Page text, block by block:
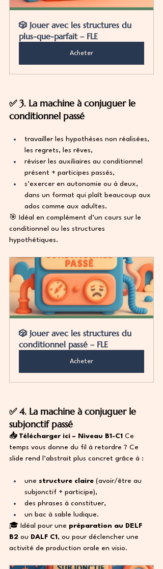
🎲 Jouer avec les structures du
plus-que-parfait – FLE
Acheter
✅ 3. La machine à conjuguer le
conditionnel passé
travailler les hypothèses non réalisées,
les regrets, les rêves,
réviser les auxiliaires au conditionnel
présent + participes passés,
s’exercer en autonomie ou à deux,
dans un format qui plaît beaucoup aux
ados comme aux adultes.
🎯 Idéal en complément d’un cours sur le
conditionnel ou les structures
hypothétiques.
🎲 Jouer avec les structures du
conditionnel passé – FLE
Acheter
✅ 4. La machine à conjuguer le
subjonctif passé
📥 Télécharger ici – Niveau B1-C1 Ce
temps vous donne du fil à retordre ? Ce
slide rend l’abstrait plus concret grâce à :
une structure claire (avoir/être au
subjonctif + participe),
des phrases à constituer,
un bac à sable ludique.
🎓 Idéal pour une préparation au DELF
B2 ou DALF C1 , ou pour déclencher une
activité de production orale en visio.